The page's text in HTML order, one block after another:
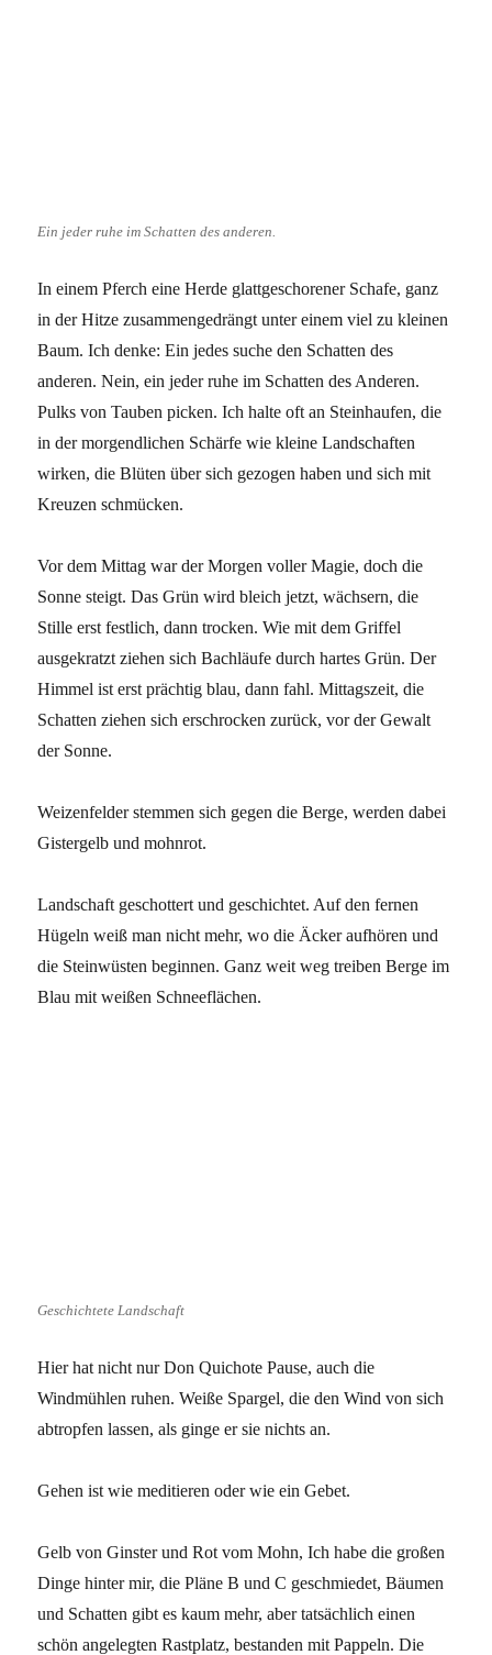
Ein jeder ruhe im Schatten des anderen.
In einem Pferch eine Herde glattgeschorener Schafe, ganz
in der Hitze zusammengedrängt unter einem viel zu kleinen
Baum. Ich denke: Ein jedes suche den Schatten des
anderen. Nein, ein jeder ruhe im Schatten des Anderen.
Pulks von Tauben picken. Ich halte oft an Steinhaufen, die
in der morgendlichen Schärfe wie kleine Landschaften
wirken, die Blüten über sich gezogen haben und sich mit
Kreuzen schmücken.
Vor dem Mittag war der Morgen voller Magie, doch die
Sonne steigt. Das Grün wird bleich jetzt, wächsern, die
Stille erst festlich, dann trocken. Wie mit dem Griffel
ausgekratzt ziehen sich Bachläufe durch hartes Grün. Der
Himmel ist erst prächtig blau, dann fahl. Mittagszeit, die
Schatten ziehen sich erschrocken zurück, vor der Gewalt
der Sonne.
Weizenfelder stemmen sich gegen die Berge, werden dabei
Gistergelb und mohnrot.
Landschaft geschottert und geschichtet. Auf den fernen
Hügeln weiß man nicht mehr, wo die Äcker aufhören und
die Steinwüsten beginnen. Ganz weit weg treiben Berge im
Blau mit weißen Schneeflächen.
Geschichtete Landschaft
Hier hat nicht nur Don Quichote Pause, auch die
Windmühlen ruhen. Weiße Spargel, die den Wind von sich
abtropfen lassen, als ginge er sie nichts an.
Gehen ist wie meditieren oder wie ein Gebet.
Gelb von Ginster und Rot vom Mohn, Ich habe die großen
Dinge hinter mir, die Pläne B und C geschmiedet, Bäumen
und Schatten gibt es kaum mehr, aber tatsächlich einen
schön angelegten Rastplatz, bestanden mit Pappeln. Die